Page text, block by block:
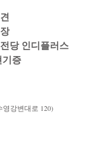
당 인디플러스
기증
강변대로 120)